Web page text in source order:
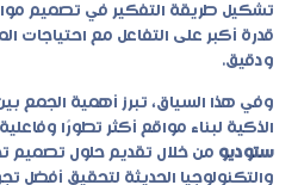
تشكيل طريقة التفكير في تصميم
قدرة أكبر على التفاعل مع
ودقيق.
وفي هذا السياق، تبرز أهمية الجمع
الذكية لبناء مواقع أكثر تطورًا
ستوديو من خلال تقديم حلول تصميم
والتكنولوجيا الحديثة لتحقيق أفضل